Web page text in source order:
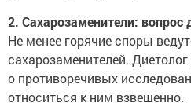
2. Сахарозаменители: вопрос
Не менее горячие споры
сахарозаменителей.
о противоречивых
относиться к ним взвешенно.